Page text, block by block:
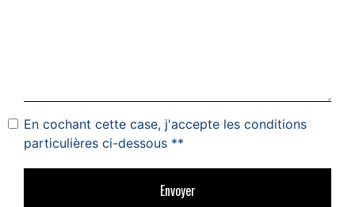
En cochant cette case, j'accepte les conditions
particulières ci-dessous **
Envoyer